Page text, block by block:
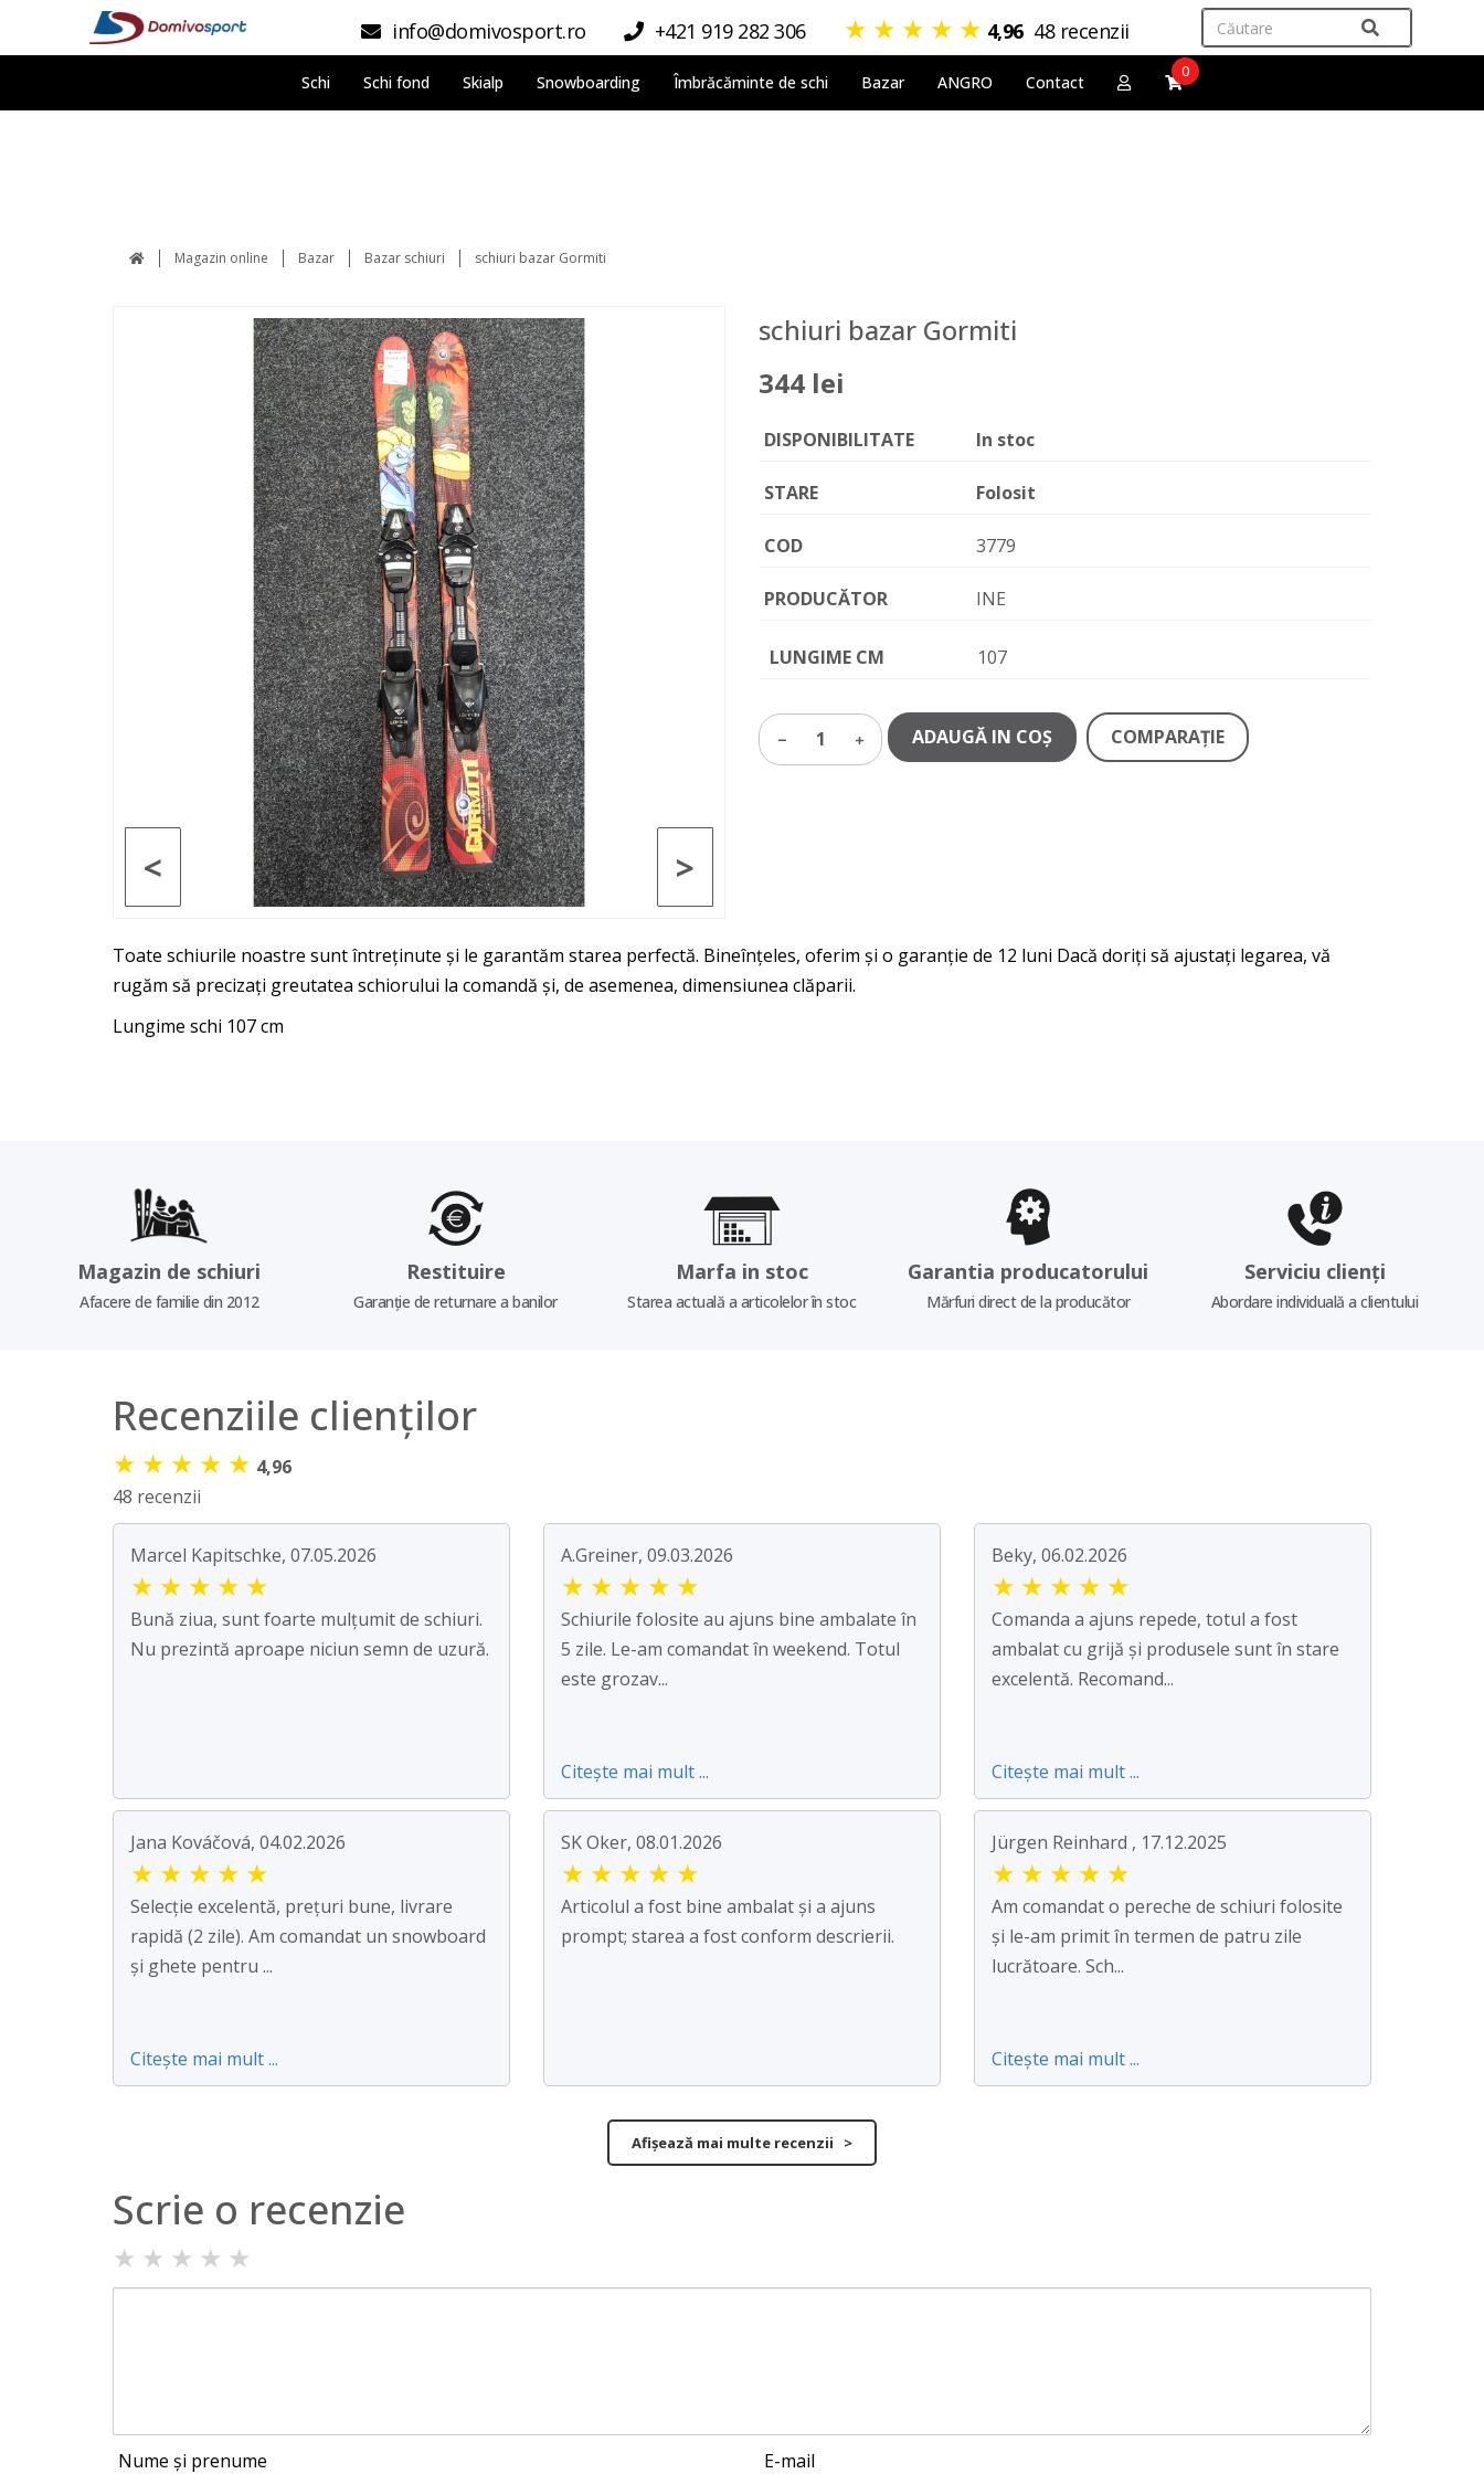
info@domivosport.ro +421 919 282 306 ★ ★ ★ ★ ★ 4,96 48 recenzii
Schi Schi fond Skialp Snowboarding Îmbrăcăminte de schi Bazar ANGRO Contact
0
Magazin online Bazar Bazar schiuri schiuri bazar Gormiti
>
<
schiuri bazar Gormiti
344 lei
DISPONIBILITATE In stoc
STARE Folosit
COD 3779
PRODUCĂTOR INE
LUNGIME CM 107
1 ADAUGĂ IN COŞ COMPARAŢIE
Toate schiurile noastre sunt întreținute și le garantăm starea perfectă. Bineînțeles, oferim și o garanție de 12 luni Dacă doriți să ajustați legarea, vă
rugăm să precizați greutatea schiorului la comandă și, de asemenea, dimensiunea clăparii.
Lungime schi 107 cm
Magazin de schiuri
Afacere de familie din 2012
Restituire
Garanție de returnare a banilor
Marfa in stoc
Starea actuală a articolelor în stoc
Garantia producatorului
Mărfuri direct de la producător
Serviciu clienți
Abordare individuală a clientului
Recenziile clienților
★ ★ ★ ★ ★ 4,96
48 recenzii
Marcel Kapitschke, 07.05.2026
★ ★ ★ ★ ★
Bună ziua, sunt foarte mulțumit de schiuri.
Nu prezintă aproape niciun semn de uzură.
A.Greiner, 09.03.2026
★ ★ ★ ★ ★
Schiurile folosite au ajuns bine ambalate în
5 zile. Le-am comandat în weekend. Totul
este grozav...
Citește mai mult ...
Beky, 06.02.2026
★ ★ ★ ★ ★
Comanda a ajuns repede, totul a fost
ambalat cu grijă și produsele sunt în stare
excelentă. Recomand...
Citește mai mult ...
Jana Kováčová, 04.02.2026
★ ★ ★ ★ ★
Selecție excelentă, prețuri bune, livrare
rapidă (2 zile). Am comandat un snowboard
și ghete pentru ...
Citește mai mult ...
SK Oker, 08.01.2026
★ ★ ★ ★ ★
Articolul a fost bine ambalat și a ajuns
prompt; starea a fost conform descrierii.
Jürgen Reinhard , 17.12.2025
★ ★ ★ ★ ★
Am comandat o pereche de schiuri folosite
și le-am primit în termen de patru zile
lucrătoare. Sch...
Citește mai mult ...
Afișează mai multe recenzii >
Scrie o recenzie
★ ★ ★ ★ ★
Nume și prenume E-mail